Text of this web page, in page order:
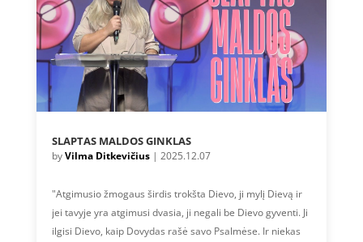
SLAPTAS MALDOS GINKLAS
byVilma Ditkevičius| 2025.12.07
"Atgimusio žmogaus širdis trokšta Dievo, ji mylį Dievą ir
jei tavyje yra atgimusi dvasia, ji negali be Dievo gyventi. Ji
ilgisi Dievo, kaip Dovydas rašė savo Psalmėse. Ir niekas